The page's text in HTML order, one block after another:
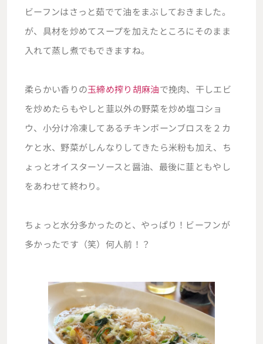
ビーフンはさっと茹でて油をまぶしておきました。
が、具材を炒めてスープを加えたところにそのまま
入れて蒸し煮でもできますね。
柔らかい香りの玉締め搾り胡麻油で挽肉、干しエビ
を炒めたらもやしと韮以外の野菜を炒め塩コショ
ウ、小分け冷凍してあるチキンボーンブロスを２カ
ケと水、野菜がしんなりしてきたら米粉も加え、ち
ょっとオイスターソースと醤油、最後に韮ともやし
をあわせて終わり。
ちょっと水分多かったのと、やっぱり！ビーフンが
多かったです（笑）何人前！？